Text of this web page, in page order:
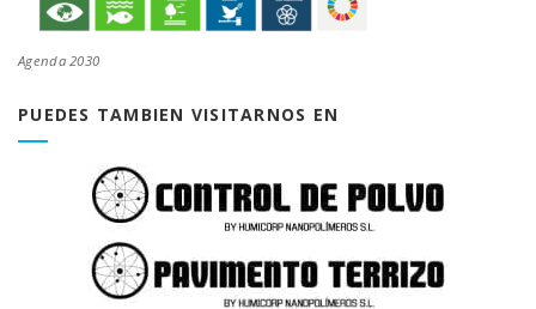
Agenda 2030
PUEDES TAMBIEN VISITARNOS EN